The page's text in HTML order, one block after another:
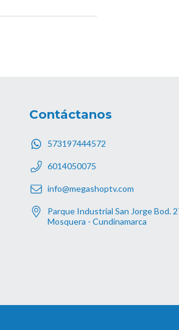
Contáctanos
573197444572
6014050075
info@megashoptv.com
Parque Industrial San Jorge Bod.
Mosquera - Cundinamarca